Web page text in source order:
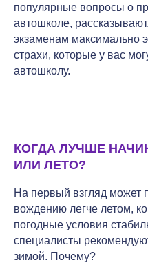
популярные вопросы о
автошколе,
экзаменам максимально
страхи, которые у вас
автошколу.
КОГДА ЛУЧШЕ
ИЛИ ЛЕТО?
На первый взгляд может
вождению легче летом,
погодные условия
специалисты
зимой. Почему?